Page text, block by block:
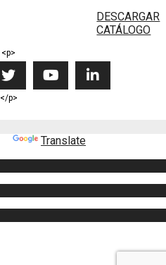
DESCARGAR
CATÁLOGO
<p>
</p>
Translate